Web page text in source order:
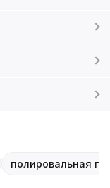
полировальная